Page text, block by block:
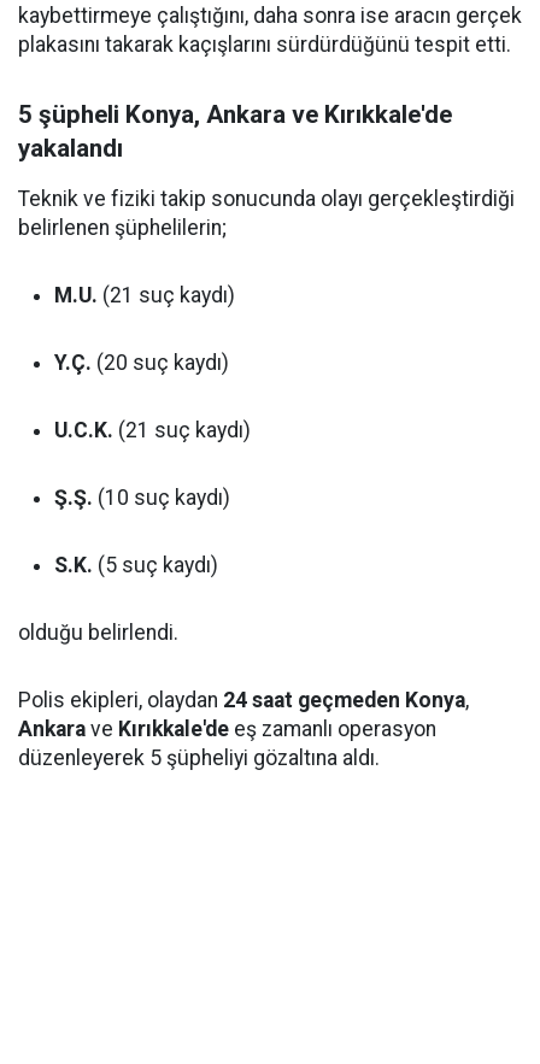
kaybettirmeye çalıştığını, daha sonra ise aracın gerçek
plakasını takarak kaçışlarını sürdürdüğünü tespit etti.
5 şüpheli Konya, Ankara ve Kırıkkale'de
yakalandı
Teknik ve fiziki takip sonucunda olayı gerçekleştirdiği
belirlenen şüphelilerin;
M.U. (21 suç kaydı)
Y.Ç. (20 suç kaydı)
U.C.K. (21 suç kaydı)
Ş.Ş. (10 suç kaydı)
S.K. (5 suç kaydı)
olduğu belirlendi.
Polis ekipleri, olaydan 24 saat geçmeden Konya,
Ankara ve Kırıkkale'de eş zamanlı operasyon
düzenleyerek 5 şüpheliyi gözaltına aldı.